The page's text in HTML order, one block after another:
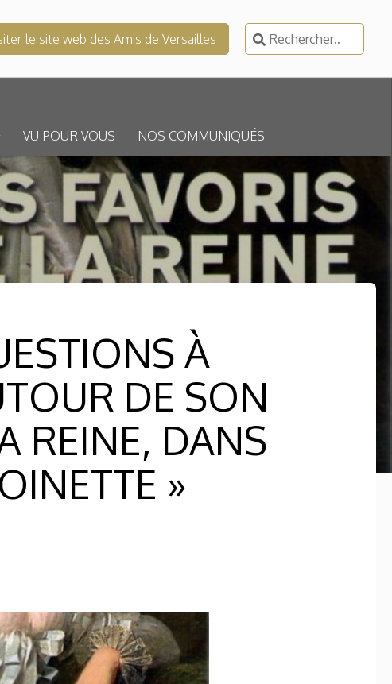
le site web des Amis de Versailles
Rechercher :
VU POUR VOUS NOS COMMUNIQUÉS
À
DE SON
REINE, DANS
»